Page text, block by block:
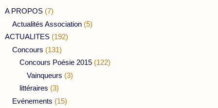
A PROPOS (7)
Actualités Association (5)
ACTUALITES (192)
Concours (131)
Concours Poésie 2015 (122)
Vainqueurs (3)
littéraires (3)
Evénements (15)